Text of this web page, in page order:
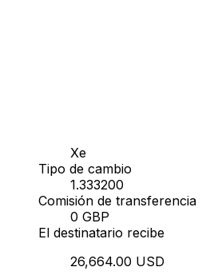
Xe
Tipo de cambio
1.333200
Comisión de transferencia
0 GBP
El destinatario recibe
26,664.00 USD